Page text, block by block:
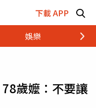
下載 APP
娛樂 財經
歲嬤：不要讓